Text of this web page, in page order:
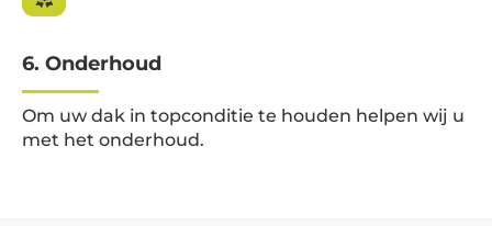
6. Onderhoud
Om uw dak in topconditie te houden helpen wij u
met het onderhoud.